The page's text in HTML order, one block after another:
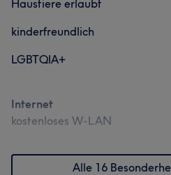
Haustiere erlaubt
kinderfreundlich
LGBTQIA+
Internet
kostenloses W-LAN
Alle 16